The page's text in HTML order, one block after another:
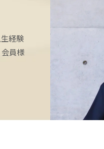
経験
員様